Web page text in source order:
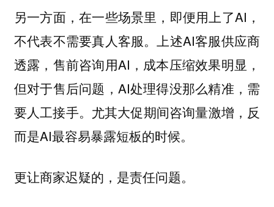
另一方面，在一些场景里，即便用上了AI，
不代表不需要真人客服。上述AI客服供应商
透露，售前咨询用AI，成本压缩效果明显，
但对于售后问题，AI处理得没那么精准，需
要人工接手。尤其大促期间咨询量激增，反
而是AI最容易暴露短板的时候。
更让商家迟疑的，是责任问题。